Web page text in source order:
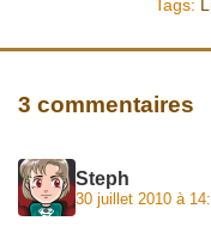
Tags:
3 commentaires
Steph
30 juillet 2010 à